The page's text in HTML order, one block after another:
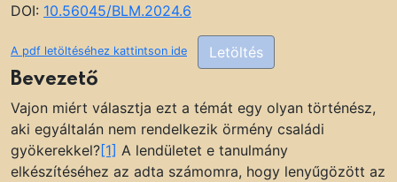
DOI: 10.56045/BLM.2024.6
A pdf letöltéséhez kattintson ide Letöltés
Bevezető
Vajon miért választja ezt a témát egy olyan történész,
aki egyáltalán nem rendelkezik örmény családi
gyökerekkel?[1] A lendületet e tanulmány
elkészítéséhez az adta számomra, hogy lenyűgözött az